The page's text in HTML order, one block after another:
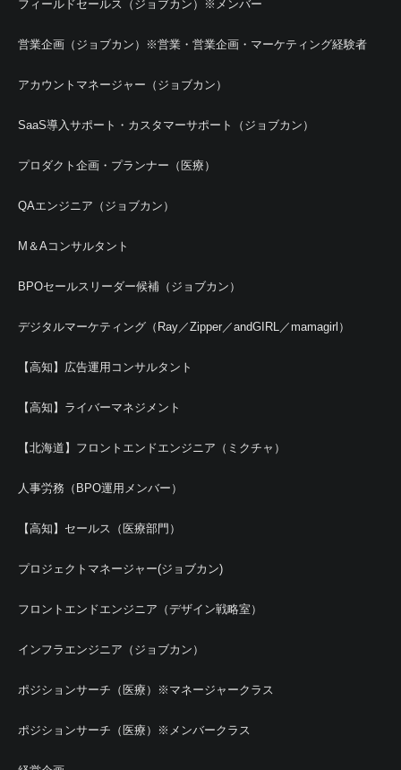
フィールドセールス（ジョブカン）※メンバー
営業企画（ジョブカン）※営業・営業企画・マーケティング経験者
アカウントマネージャー（ジョブカン）
SaaS導入サポート・カスタマーサポート（ジョブカン）
プロダクト企画・プランナー（医療）
QAエンジニア（ジョブカン）
M＆Aコンサルタント
BPOセールスリーダー候補（ジョブカン）
デジタルマーケティング（Ray／Zipper／andGIRL／mamagirl）
【高知】広告運用コンサルタント
【高知】ライバーマネジメント
【北海道】フロントエンドエンジニア（ミクチャ）
人事労務（BPO運用メンバー）
【高知】セールス（医療部門）
プロジェクトマネージャー(ジョブカン)
フロントエンドエンジニア（デザイン戦略室）
インフラエンジニア（ジョブカン）
ポジションサーチ（医療）※マネージャークラス
ポジションサーチ（医療）※メンバークラス